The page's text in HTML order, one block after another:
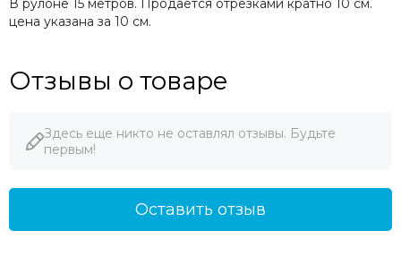
В рулоне 15 метров. Продается отрезками кратно 10 см.
цена указана за 10 см.
Отзывы о товаре
Здесь еще никто не оставлял отзывы. Будьте
первым!
Оставить отзыв